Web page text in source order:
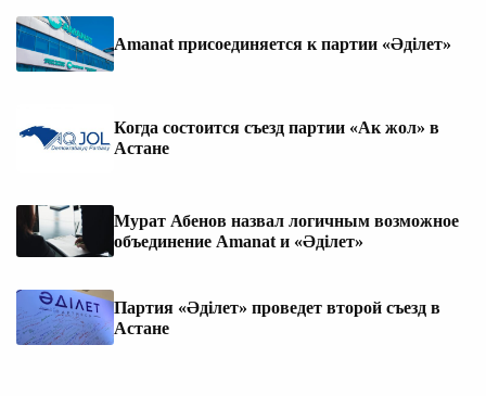
Amanat присоединяется к партии «Әділет»
Когда состоится съезд партии «Ак жол» в
Астане
Мурат Абенов назвал логичным возможное
объединение Amanat и «Әділет»
Партия «Әділет» проведет второй съезд в
Астане